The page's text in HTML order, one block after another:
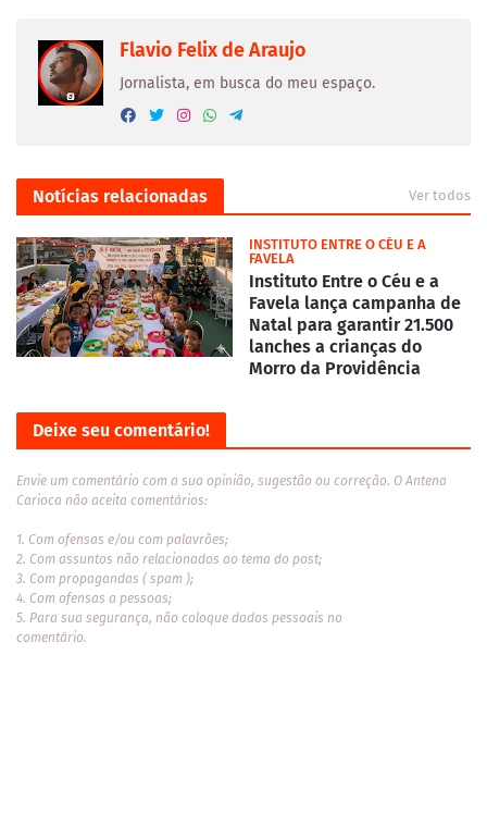
Flavio Felix de Araujo
Jornalista, em busca do meu espaço.
Notícias relacionadas Ver todos
INSTITUTO ENTRE O CÉU E A
FAVELA
Instituto Entre o Céu e a
Favela lança campanha de
Natal para garantir 21.500
lanches a crianças do
Morro da Providência
Deixe seu comentário!
Envie um comentário com a sua opinião, sugestão ou correção. O Antena
Carioca não aceita comentários:
1. Com ofensas e/ou com palavrões;
2. Com assuntos não relacionados ao tema do post;
3. Com propagandas ( spam );
4. Com ofensas a pessoas;
5. Para sua segurança, não coloque dados pessoais no
comentário.